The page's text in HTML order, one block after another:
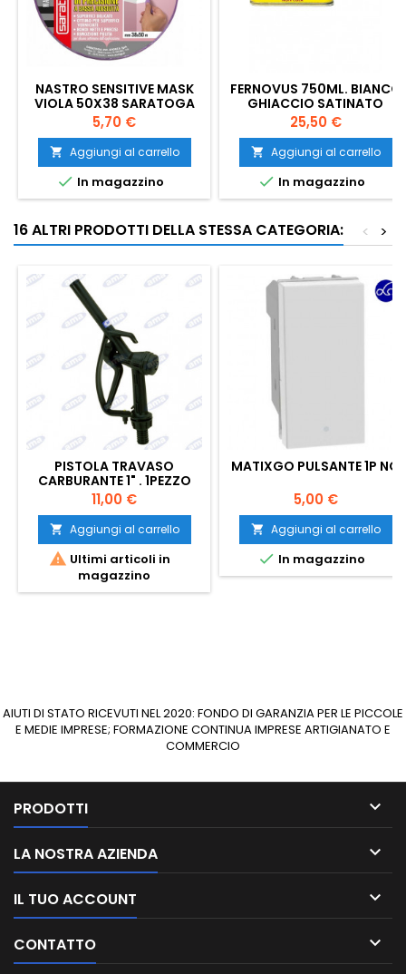
NASTRO SENSITIVE MASK
VIOLA 50X38 SARATOGA
Prezzo
5,70 €
 Aggiungi al carrello
 In magazzino
FERNOVUS 750ML. BIANCO
GHIACCIO SATINATO
Prezzo
25,50 €
 Aggiungi al carrello
 In magazzino
16 ALTRI PRODOTTI DELLA STESSA CATEGORIA: >
<
PISTOLA TRAVASO
CARBURANTE 1" . 1PEZZO
Prezzo
11,00 €
 Aggiungi al carrello
 Ultimi articoli in
magazzino
MATIXGO PULSANTE 1P NO
Prezzo
5,00 €
 Aggiungi al carrello
 In magazzino
AIUTI DI STATO RICEVUTI NEL 2020: FONDO DI GARANZIA PER LE PICCOLE
E MEDIE IMPRESE; FORMAZIONE CONTINUA IMPRESE ARTIGIANATO E
COMMERCIO
PRODOTTI 
LA NOSTRA AZIENDA 
IL TUO ACCOUNT 
CONTATTO 